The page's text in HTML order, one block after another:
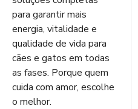
para garantir mais
energia, vitalidade e
qualidade de vida para
cães e gatos em todas
as fases. Porque quem
cuida com amor, escolhe
o melhor.